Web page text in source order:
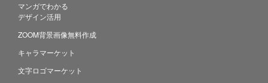
マンガでわかる
デザイン活用
ZOOM背景画像無料作成
キャラマーケット
文字ロゴマーケット